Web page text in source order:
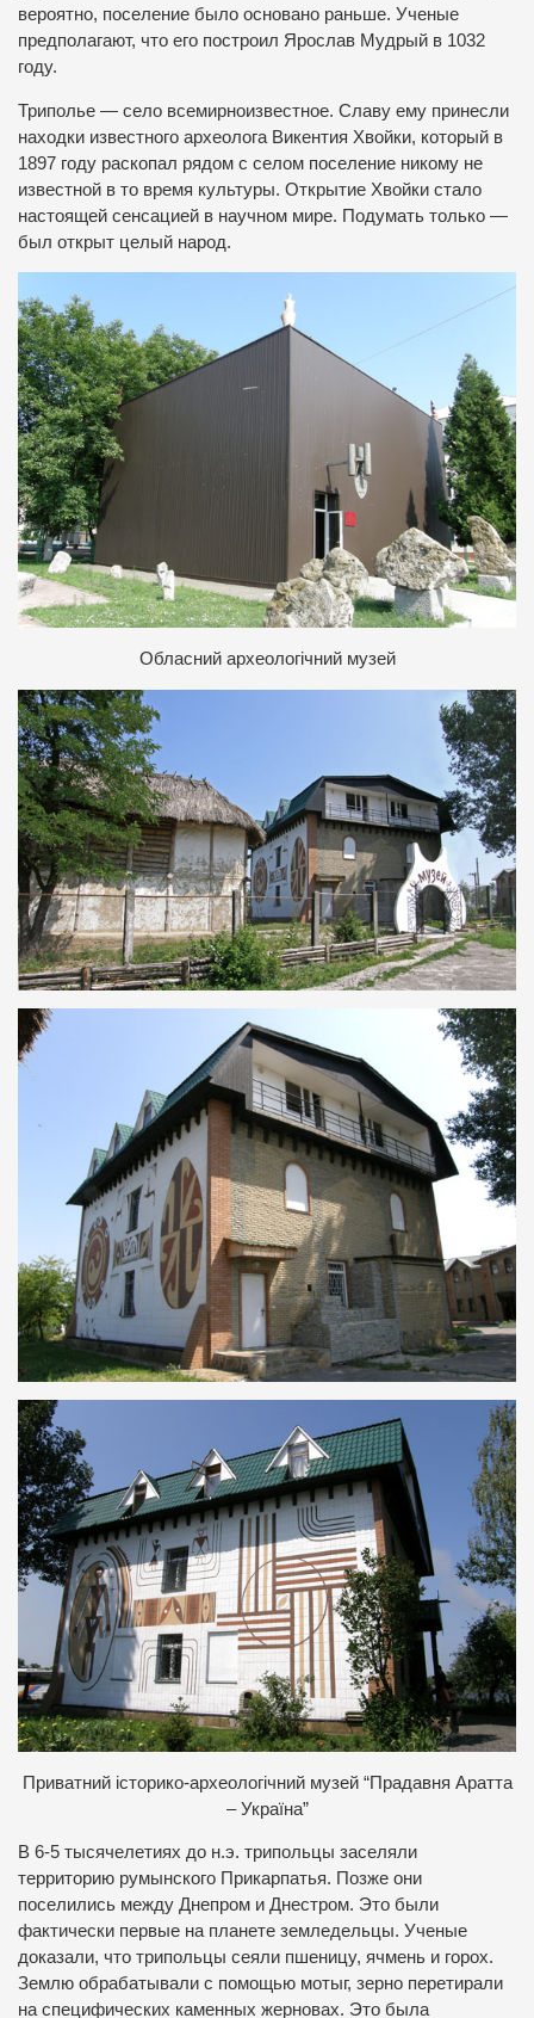
вероятно, поселение было основано раньше. Ученые
предполагают, что его построил Ярослав Мудрый в 1032
году.
Триполье — село всемирноизвестное. Славу ему принесли
находки известного археолога Викентия Хвойки, который в
1897 году раскопал рядом с селом поселение никому не
известной в то время культуры. Открытие Хвойки стало
настоящей сенсацией в научном мире. Подумать только —
был открыт целый народ.
Обласний археологічний музей
Приватний історико-археологічний музей “Прадавня Аратта
– Україна”
В 6-5 тысячелетиях до н.э. трипольцы заселяли
территорию румынского Прикарпатья. Позже они
поселились между Днепром и Днестром. Это были
фактически первые на планете земледельцы. Ученые
доказали, что трипольцы сеяли пшеницу, ячмень и горох.
Землю обрабатывали с помощью мотыг, зерно перетирали
на специфических каменных жерновах. Это была